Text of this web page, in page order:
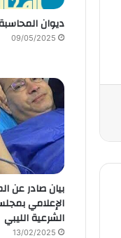
ديوان
09/05/2025
بيان صادر عن
الشرعية الليبي
13/02/2025